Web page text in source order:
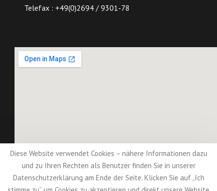
Telefax : +49(0)2694 / 9301-78
Kritik & Anregungen zur Seite & Facebook
Diese Website verwendet Cookies – nähere Informationen dazu
und zu Ihren Rechten als Benutzer finden Sie in unserer
Datenschutzerklärung am Ende der Seite. Klicken Sie auf „Ich